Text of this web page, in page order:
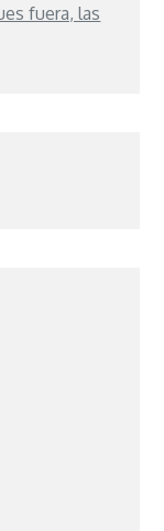
fuera, las